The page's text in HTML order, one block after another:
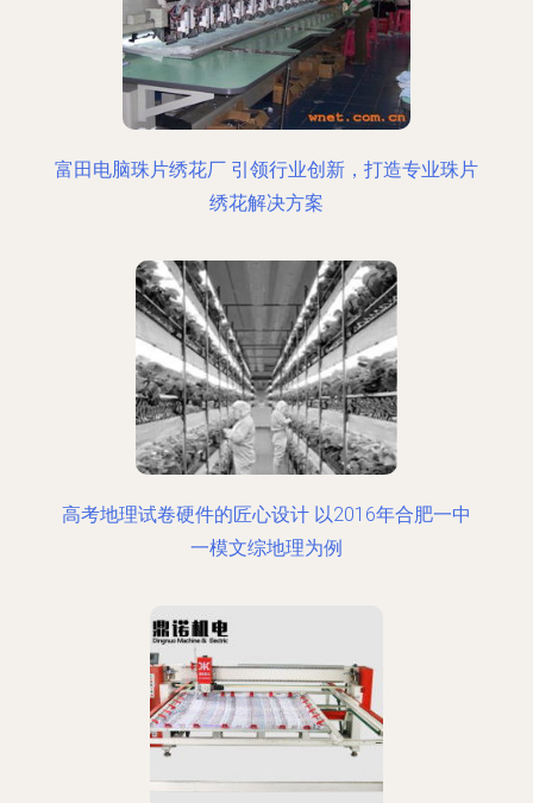
富田电脑珠片绣花厂 引领行业创新，打造专业珠片
绣花解决方案
高考地理试卷硬件的匠心设计 以2016年合肥一中
一模文综地理为例